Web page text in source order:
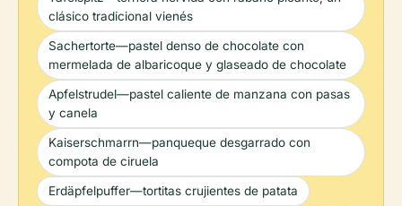
clásico tradicional vienés
Sachertorte—pastel denso de chocolate con
mermelada de albaricoque y glaseado de chocolate
Apfelstrudel—pastel caliente de manzana con pasas
y canela
Kaiserschmarrn—panqueque desgarrado con
compota de ciruela
Erdäpfelpuffer—tortitas crujientes de patata